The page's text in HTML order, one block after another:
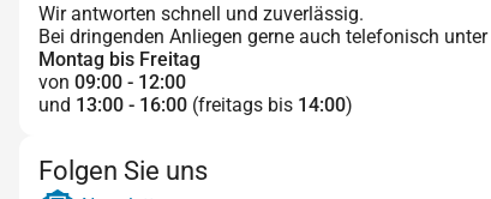
Wir antworten schnell und zuverlässig.
Bei dringenden Anliegen gerne auch telefonisch unter
Montag bis Freitag
von 09:00 - 12:00
und 13:00 - 16:00 (freitags bis 14:00)
Folgen Sie uns